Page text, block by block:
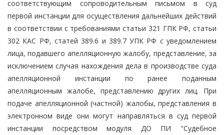
соответствующим сопроводительным письмом в суд
первой инстанции для осуществления дальнейших действий
в соответствии с требованиями статьи 321 ГПК РФ, статьи
302 КАС РФ, статей 389.6 и 389.7 УПК РФ с уведомлением
лица, подавшего апелляционную жалобу, представление, за
исключением случая нахождения дела в производстве суда
апелляционной инстанции по ранее поданным
апелляционным жалобе, представлению других лиц. При
подаче апелляционной (частной) жалобы, представления в
электронном виде они могут направляться в суд первой
инстанции посредством модуля ДО ПИ "Судебное